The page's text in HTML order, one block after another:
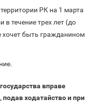
РК на 1 марта
в течение трех лет (до
хочет быть гражданином
вправе
подав ходатайство и при